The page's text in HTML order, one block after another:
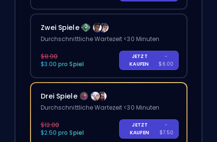
Zwei Spiele
Durchschnittliche Wartezeit <30 Minuten
$8.00
$3.00 pro Spiel
JETZT
KAUFEN
-
$6.00
Drei Spiele
Durchschnittliche Wartezeit <30 Minuten
$12.00
$2.50 pro Spiel
JETZT
KAUFEN
-
$7.50